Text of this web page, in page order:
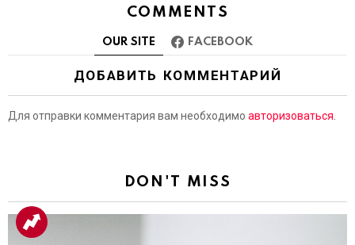
COMMENTS
OUR SITE FACEBOOK
ДОБАВИТЬ КОММЕНТАРИЙ
Для отправки комментария вам необходимо авторизоваться
DON'T MISS